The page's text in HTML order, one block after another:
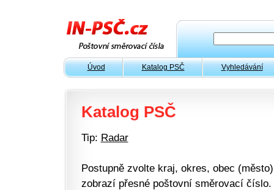
Úvod Katalog PSČ Vyhledávání
Katalog PSČ
Tip: Radar
Postupně zvolte kraj, okres, obec
zobrazí přesné poštovní směrovací